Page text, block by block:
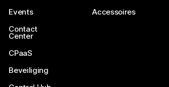
Events
Contact
Center
CPaaS
Beveiliging
Accessoires